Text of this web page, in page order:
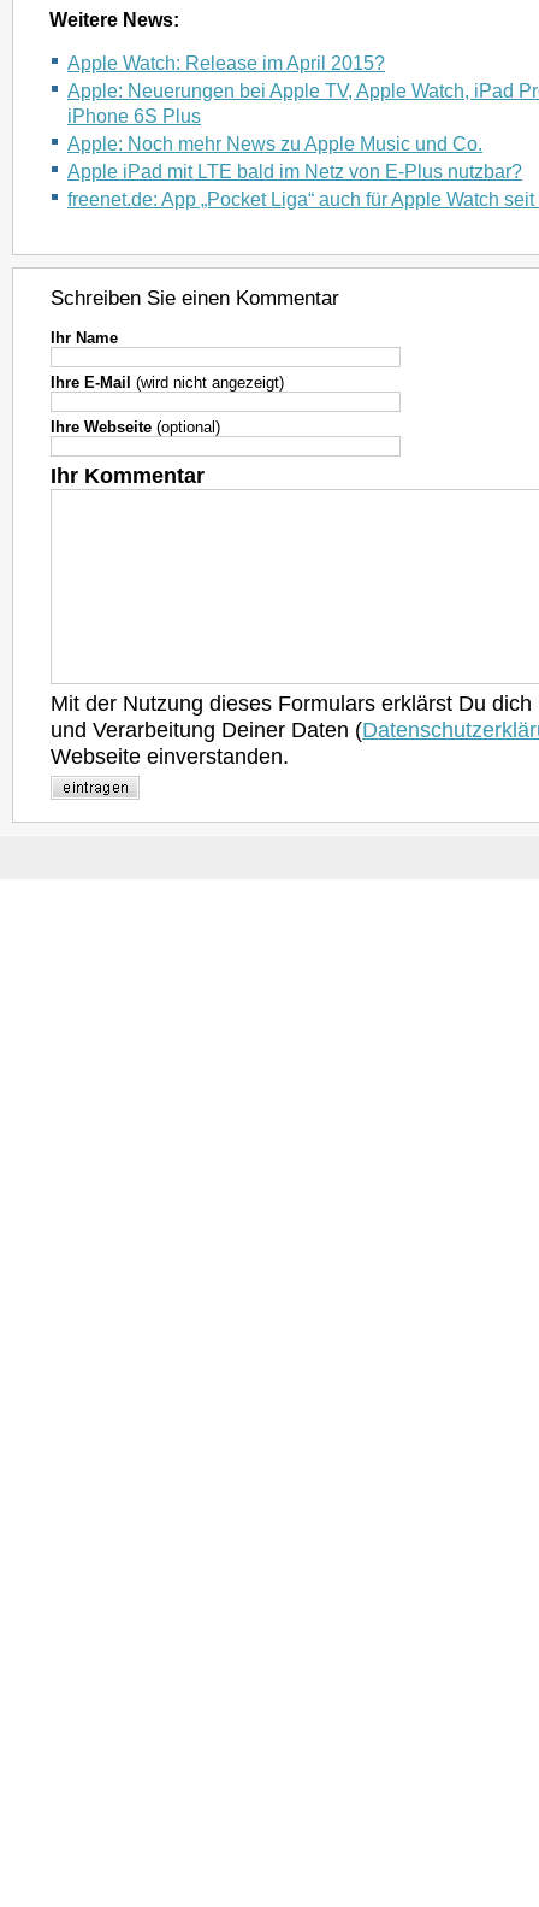
Weitere News:
Apple Watch: Release im April 2015?
Apple: Neuerungen bei Apple TV, Apple Watch, iPad
iPhone 6S Plus
Apple: Noch mehr News zu Apple Music und Co.
Apple iPad mit LTE bald im Netz von E-Plus nutzbar?
freenet.de: App „Pocket Liga“ auch für Apple Watch
Schreiben Sie einen Kommentar
Ihr Name
Ihre E-Mail (wird nicht angezeigt)
Ihre Webseite (optional)
Ihr Kommentar
Mit der Nutzung dieses Formulars erklärst Du
und Verarbeitung Deiner Daten (
Webseite einverstanden.